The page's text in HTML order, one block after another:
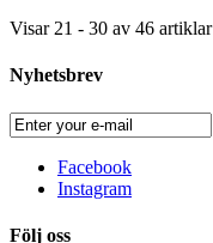
Visar 21 - 30 av 46 artiklar
Nyhetsbrev
Facebook
Instagram
Följ oss